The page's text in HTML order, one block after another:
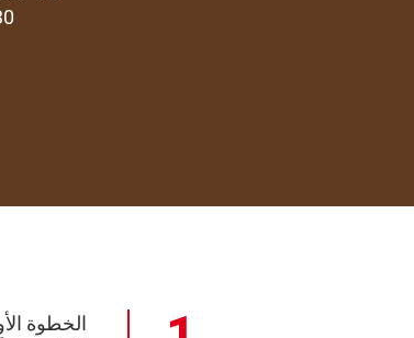
30
الخطوة